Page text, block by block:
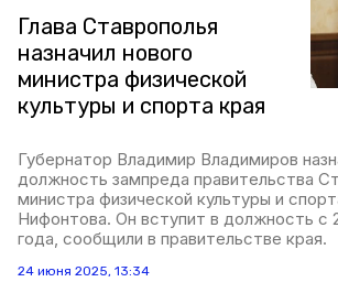
Глава Ставрополья
назначил нового
министра физической
культуры и спорта края
Губернатор Владимир Владимиров
должность зампреда правительства
министра физической культуры и
Нифонтова. Он вступит в должность с
года, сообщили в правительстве края.
24 июня 2025, 13:34